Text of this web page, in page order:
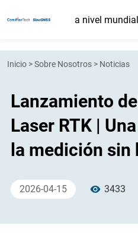
a nivel mundial
Inicio >Sobre Nosotros > Noticias
Lanzamiento
Laser RTK |
la medición sin
2026-04-15 3433